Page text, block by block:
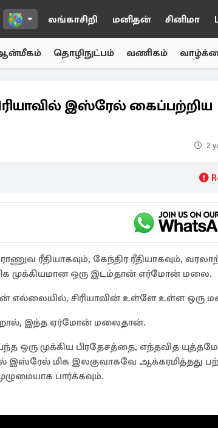
லங்காசிறி மனிதன் சினிமா
தொழிநுட்பம் வணிகம்
இஸ்ரேல் கைப்பற்றிய
2
ரீதியாகவும், கேந்திர ரீதியாகவும்,
மிக முக்கியமான ஒரு இடம்தான் எர்மோன் மலை.
எல்லையில், சிரியாவின் உள்ளே உள்ள ஒரு
இந்த ஏர்மோன் மலைதான்.
ஒரு முக்கிய பிரதேசத்தை, எந்தவித
மிக இலகுவாகவே ஆக்கரமித்தது
பார்க்கவும்.